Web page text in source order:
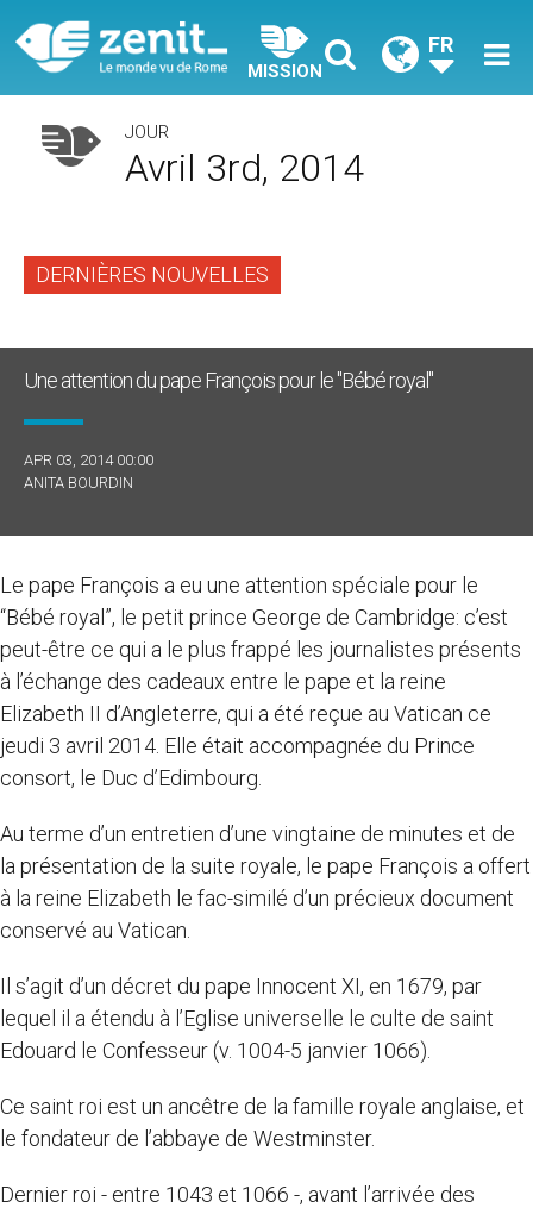
MISSION
FR
JOUR
Avril 3rd, 2014
DERNIÈRES NOUVELLES
Une attention du pape François pour le "Bébé royal"
APR 03, 2014 00:00
ANITA BOURDIN
Le pape François a eu une attention spéciale pour le
“Bébé royal”, le petit prince George de Cambridge: c’est
peut-être ce qui a le plus frappé les journalistes présents
à l’échange des cadeaux entre le pape et la reine
Elizabeth II d’Angleterre, qui a été reçue au Vatican ce
jeudi 3 avril 2014. Elle était accompagnée du Prince
consort, le Duc d’Edimbourg.
Au terme d’un entretien d’une vingtaine de minutes et de
la présentation de la suite royale, le pape François a offert
à la reine Elizabeth le fac-similé d’un précieux document
conservé au Vatican.
Il s’agit d’un décret du pape Innocent XI, en 1679, par
lequel il a étendu à l’Eglise universelle le culte de saint
Edouard le Confesseur (v. 1004-5 janvier 1066).
Ce saint roi est un ancêtre de la famille royale anglaise, et
le fondateur de l’abbaye de Westminster.
Dernier roi - entre 1043 et 1066 -, avant l’arrivée des